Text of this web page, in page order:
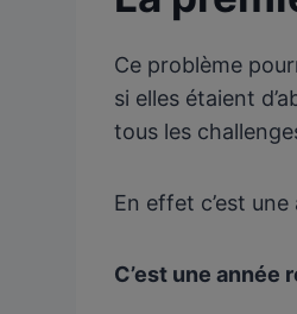
Ce problème
si elles étaient
tous les
En effet c’est
C’est une année